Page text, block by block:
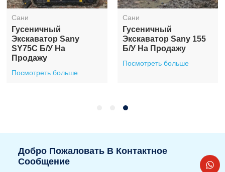
Сани
Гусеничный
Экскаватор Sany
SY75C Б/у На
Продажу
Посмотреть больше
Сани
Гусеничный
Экскаватор Sany 155
Б/у На Продажу
Посмотреть больше
Добро Пожаловать В Контактное
Сообщение